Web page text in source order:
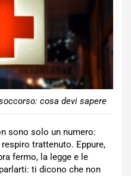
cosa devi sapere
sono solo un numero:
trattenuto. Eppure,
fermo, la legge e le
ti dicono che non